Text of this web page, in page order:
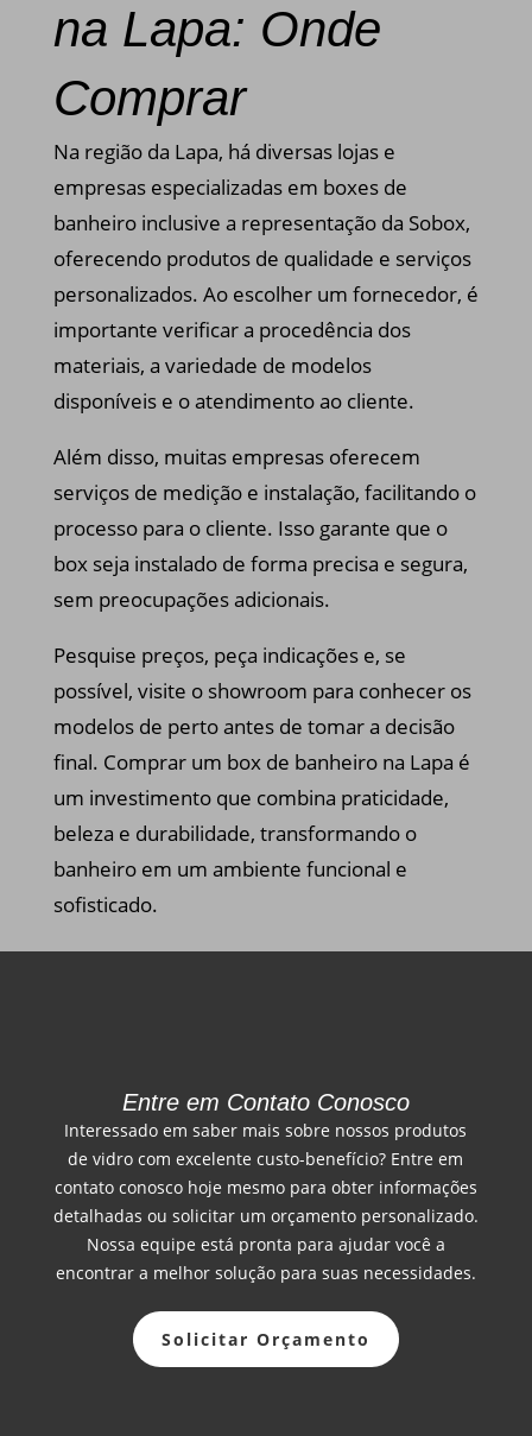
na Lapa: Onde
Comprar
Na região da Lapa, há diversas lojas e
empresas especializadas em boxes de
banheiro inclusive a representação da Sobox,
oferecendo produtos de qualidade e serviços
personalizados. Ao escolher um fornecedor, é
importante verificar a procedência dos
materiais, a variedade de modelos
disponíveis e o atendimento ao cliente.
Além disso, muitas empresas oferecem
serviços de medição e instalação, facilitando o
processo para o cliente. Isso garante que o
box seja instalado de forma precisa e segura,
sem preocupações adicionais.
Pesquise preços, peça indicações e, se
possível, visite o showroom para conhecer os
modelos de perto antes de tomar a decisão
final. Comprar um box de banheiro na Lapa é
um investimento que combina praticidade,
beleza e durabilidade, transformando o
banheiro em um ambiente funcional e
sofisticado.
Entre em Contato Conosco
Interessado em saber mais sobre nossos produtos
de vidro com excelente custo-benefício? Entre em
contato conosco hoje mesmo para obter informações
detalhadas ou solicitar um orçamento personalizado.
Nossa equipe está pronta para ajudar você a
encontrar a melhor solução para suas necessidades.
Solicitar Orçamento